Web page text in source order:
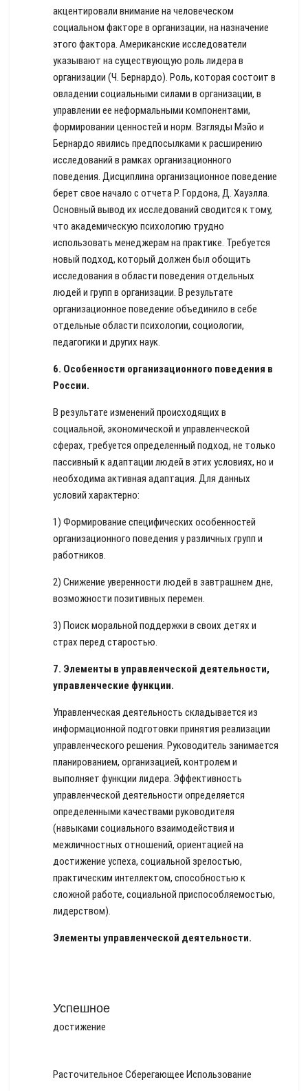
акцентировали внимание на человеческом
социальном факторе в организации, на назначение
этого фактора. Американские исследователи
указывают на существующую роль лидера в
организации (Ч. Бернардо). Роль, которая состоит в
овладении социальными силами в организации, в
управлении ее неформальными компонентами,
формировании ценностей и норм. Взгляды Мэйо и
Бернардо явились предпосылками к расширению
исследований в рамках организационного
поведения. Дисциплина организационное поведение
берет свое начало с отчета Р. Гордона, Д. Хауэлла.
Основный вывод их исследований сводится к тому,
что академическую психологию трудно
использовать менеджерам на практике. Требуется
новый подход, который должен был обощить
исследования в области поведения отдельных
людей и групп в организации. В результате
организационное поведение объединило в себе
отдельные области психологии, социологии,
педагогики и других наук.
6. Особенности организационного поведения в
России.
В результате изменений происходящих в
социальной, экономической и управленческой
сферах, требуется определенный подход, не только
пассивный к адаптации людей в этих условиях, но и
необходима активная адаптация. Для данных
условий характерно:
1) Формирование специфических особенностей
организационного поведения у различных групп и
работников.
2) Снижение уверенности людей в завтрашнем дне,
возможности позитивных перемен.
3) Поиск моральной поддержки в своих детях и
страх перед старостью.
7. Элементы в управленческой деятельности,
управленческие функции.
Управленческая деятельность складывается из
информационной подготовки принятия реализации
управленческого решения. Руководитель занимается
планированием, организацией, контролем и
выполняет функции лидера. Эффективность
управленческой деятельности определяется
определенными качествами руководителя
(навыками социального взаимодействия и
межличностных отношений, ориентацией на
достижение успеха, социальной зрелостью,
практическим интеллектом, способностью к
сложной работе, социальной приспособляемостью,
лидерством).
Элементы управленческой деятельности.
Успешное
достижение
Расточительное Сберегающее Использование